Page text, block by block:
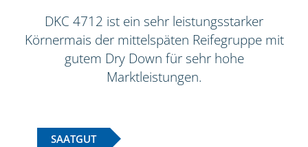
DKC 4712 ist ein sehr leistungsstarker
Körnermais der mittelspäten Reifegruppe mit
gutem Dry Down für sehr hohe
Marktleistungen.
SAATGUT